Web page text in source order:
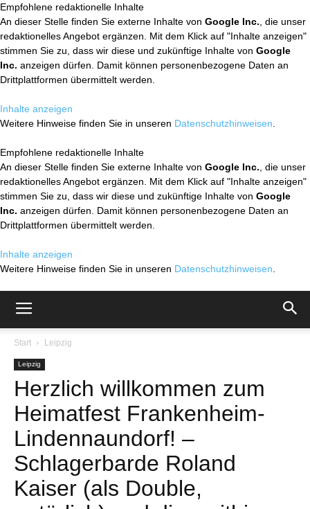
Empfohlene redaktionelle Inhalte
An dieser Stelle finden Sie externe Inhalte von Google Inc. , die unser
redaktionelles Angebot ergänzen. Mit dem Klick auf "Inhalte anzeigen"
stimmen Sie zu, dass wir diese und zukünftige Inhalte von Google
Inc. anzeigen dürfen. Damit können personenbezogene Daten an
Drittplattformen übermittelt werden.
Inhalte anzeigen
Weitere Hinweise finden Sie in unseren Datenschutzhinweisen
Empfohlene redaktionelle Inhalte
An dieser Stelle finden Sie externe Inhalte von Google Inc. , die unser
redaktionelles Angebot ergänzen. Mit dem Klick auf "Inhalte anzeigen"
stimmen Sie zu, dass wir diese und zukünftige Inhalte von Google
Inc. anzeigen dürfen. Damit können personenbezogene Daten an
Drittplattformen übermittelt werden.
Inhalte anzeigen
Weitere Hinweise finden Sie in unseren Datenschutzhinweisen
Start Leipzig
Leipzig
Herzlich willkommen zum
Heimatfest Frankenheim-
Lindennaundorf! –
Schlagerbarde Roland
Kaiser (als Double,